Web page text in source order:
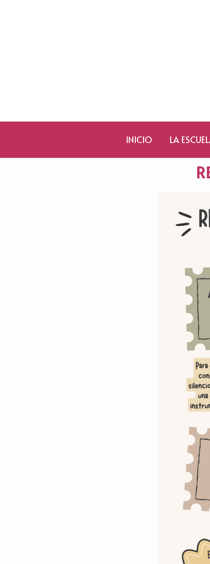
INICIO LA